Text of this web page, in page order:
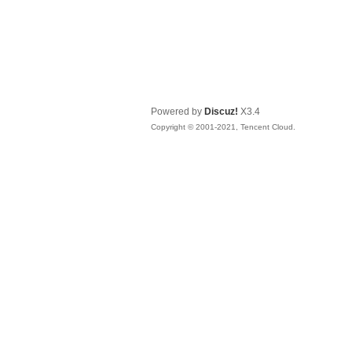
Powered by Discuz! X3.4
Copyright © 2001-2021, Tencent Cloud.